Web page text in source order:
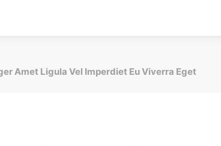
Amet Ligula Vel Imperdiet Eu Viverra Eget